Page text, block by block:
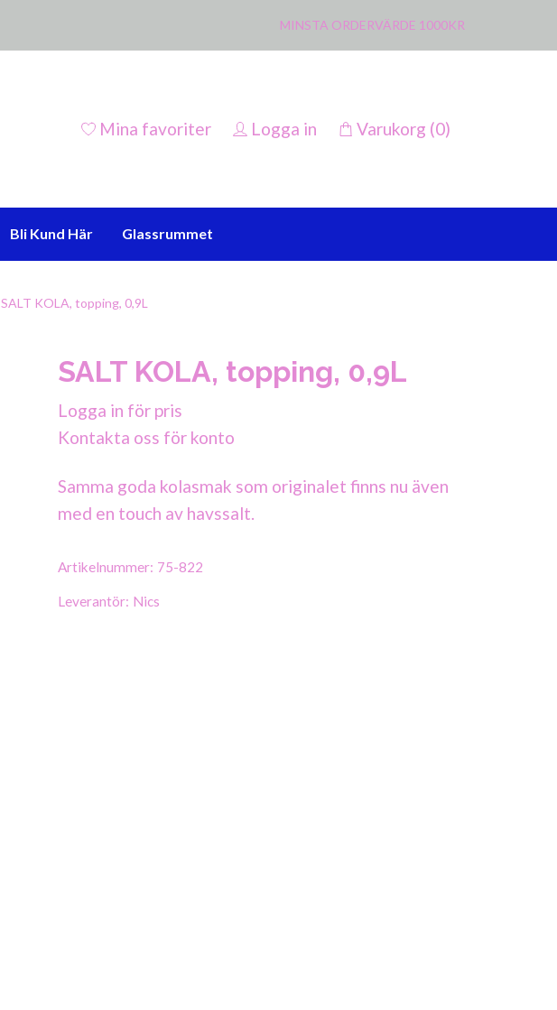
MINSTA ORDERVÄRDE 1000KR
Mina favoriter Logga in Varukorg (0)
Bli Kund Här Glassrummet
SALT KOLA, topping, 0,9L
SALT KOLA, topping, 0,9L
Logga in för pris
Kontakta oss för konto
Samma goda kolasmak som originalet finns nu även
med en touch av havssalt.
Artikelnummer: 75-822
Leverantör: Nics